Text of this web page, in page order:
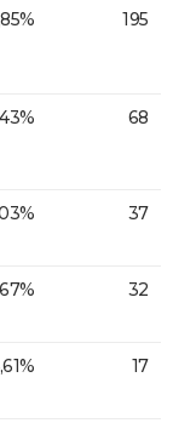
195
68
37
32
17